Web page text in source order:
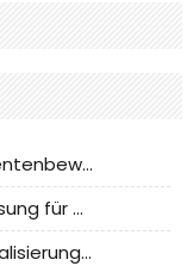
CNC Tech Inländische Kabelkomponentenbewertung und Massenproduktionsanpassungsanleitung
I-PEX-Hochfrequenz-Kabelbündel-Lösung für die heimische Produktion analysiert
CLIFF unter Bezugnahme auf die Aktualisierung der chinesischen Stecker-Testnormen